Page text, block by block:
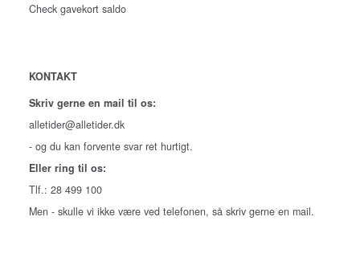
Check gavekort saldo
KONTAKT
Skriv gerne en mail til os:
alletider@alletider.dk
- og du kan forvente svar ret hurtigt.
Eller ring til os:
Tlf.: 28 499 100
Men - skulle vi ikke være ved telefonen, så skriv gerne en mail.